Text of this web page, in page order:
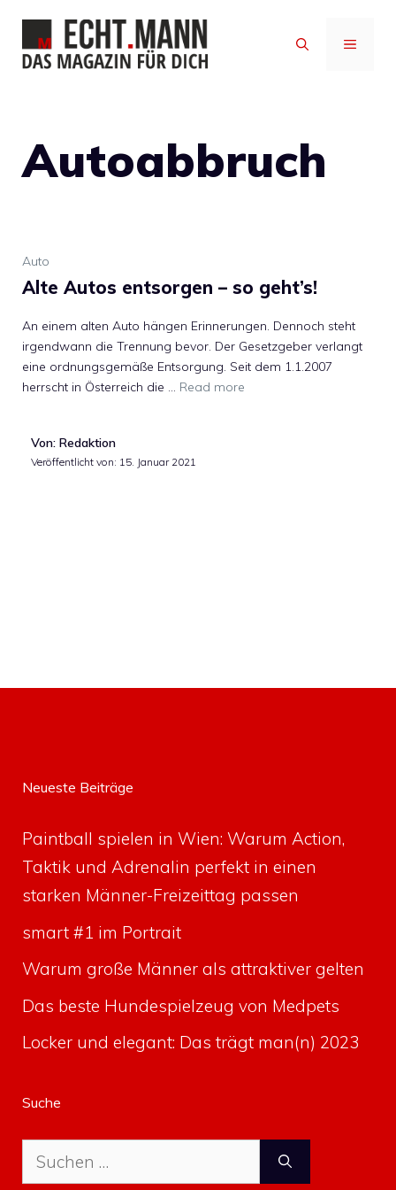
Inhalt
springen
MENÜ
Autoabbruch
Auto
Alte Autos entsorgen – so geht’s!
An einem alten Auto hängen Erinnerungen. Dennoch steht
irgendwann die Trennung bevor. Der Gesetzgeber verlangt
eine ordnungsgemäße Entsorgung. Seit dem 1.1.2007
herrscht in Österreich die … Read more
Von: Redaktion
Veröffentlicht von: 15. Januar 2021
Neueste Beiträge
Paintball spielen in Wien: Warum Action,
Taktik und Adrenalin perfekt in einen
starken Männer-Freizeittag passen
smart #1 im Portrait
Warum große Männer als attraktiver gelten
Das beste Hundespielzeug von Medpets
Locker und elegant: Das trägt man(n) 2023
Suche
Suche
nach: